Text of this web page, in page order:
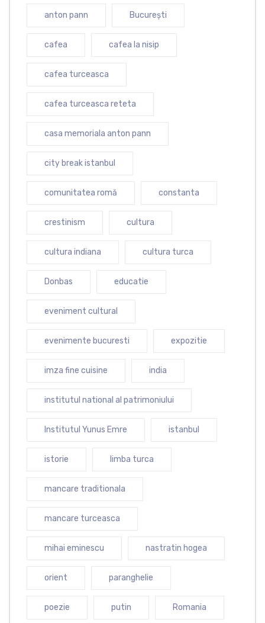
anton pann București
cafea cafea la nisip
cafea turceasca
cafea turceasca reteta
casa memoriala anton pann
city break istanbul
comunitatea romă constanta
crestinism cultura
cultura indiana cultura turca
Donbas educatie
eveniment cultural
evenimente bucuresti expozitie
imza fine cuisine india
institutul national al patrimoniului
Institutul Yunus Emre istanbul
istorie limba turca
mancare traditionala
mancare turceasca
mihai eminescu nastratin hogea
orient paranghelie
poezie putin Romania